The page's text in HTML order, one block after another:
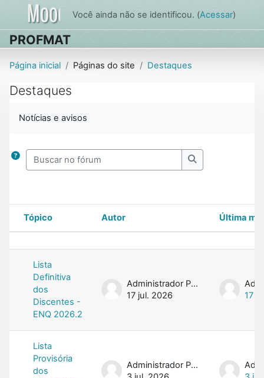
Ir para o conteúdo principal
Você ainda não se identificou. (Acessar)
PROFMAT
Página inicial Páginas do site Destaques
Destaques
Notícias e avisos
Buscar no fórum
Buscar no fórum
Status
Tópico Autor Última
Lista
Definitiva
dos
Discentes -
ENQ 2026.2
Administrador PROFMAT
17 jul. 2026
17
Lista
Provisória
dos
Administrador PROFMAT